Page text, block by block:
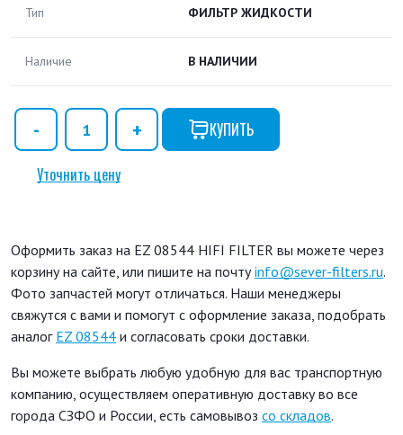
Тип ФИЛЬТР ЖИДКОСТИ
Наличие В НАЛИЧИИ
КУПИТЬ
Уточнить цену
Оформить заказ на EZ 08544 HIFI FILTER вы можете через
корзину на сайте, или пишите на почтуinfo@sever-filters.ru.
Фото запчастей могут отличаться. Наши менеджеры
свяжутся с вами и помогут с оформление заказа, подобрать
аналог EZ 08544 и согласовать сроки доставки.
Вы можете выбрать любую удобную для вас транспортную
компанию, осуществляем оперативную доставку во все
города СЗФО и России, есть самовывоз со складов.